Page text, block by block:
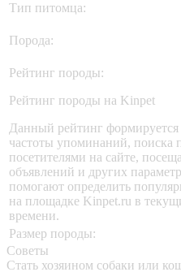
Тип питомца:
Порода:
Рейтинг породы:
Рейтинг породы на Kinpet
Данный рейтинг формируется
частоты упоминаний, поиска
посетителями на сайте,
объявлений и других
помогают определить
на площадке Kinpet.ru в
времени.
Размер породы:
Советы
Стать хозяином собаки или